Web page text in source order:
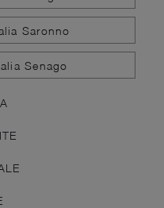
Saronno
Senago